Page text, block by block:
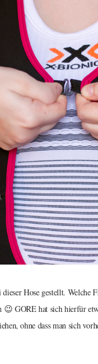
Hose gestellt.
😉 GORE hat sich hierfür
ohne dass man sich